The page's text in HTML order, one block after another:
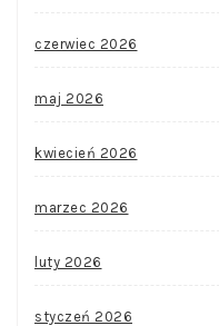
czerwiec 2026
maj 2026
kwiecień 2026
marzec 2026
luty 2026
styczeń 2026